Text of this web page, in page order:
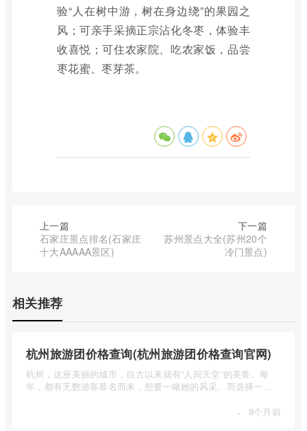
验“人在树中游，树在身边绕”的果园之
风；可亲手采摘正宗沾化冬枣，体验丰
收喜悦；可住农家院、吃农家饭，品尝
枣花蜜、枣芽茶。
上一篇
石家庄景点排名(石家庄
十大AAAAA景区)
下一篇
苏州景点大全(苏州20个
冷门景点)
相关推荐
杭州旅游团价格查询(杭州旅游团价格查询官网)
杭州，这座美丽的城市，自古以来就有“人间天堂”的美誉。每
年，都有无数游客慕名而来，想要一睹她的风采。而选择一个
· 8个月前